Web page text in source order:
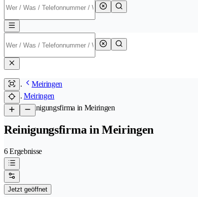
Meiringen
Meiringen
/Reinigungsfirma in Meiringen
Reinigungsfirma in Meiringen
6 Ergebnisse
Jetzt geöffnet